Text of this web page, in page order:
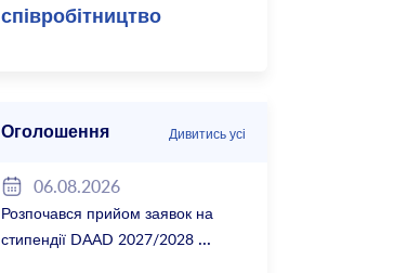
співробітництво
Оголошення Дивитись усі
06.08.2026
Розпочався прийом заявок на
стипендії DAAD 2027/2028